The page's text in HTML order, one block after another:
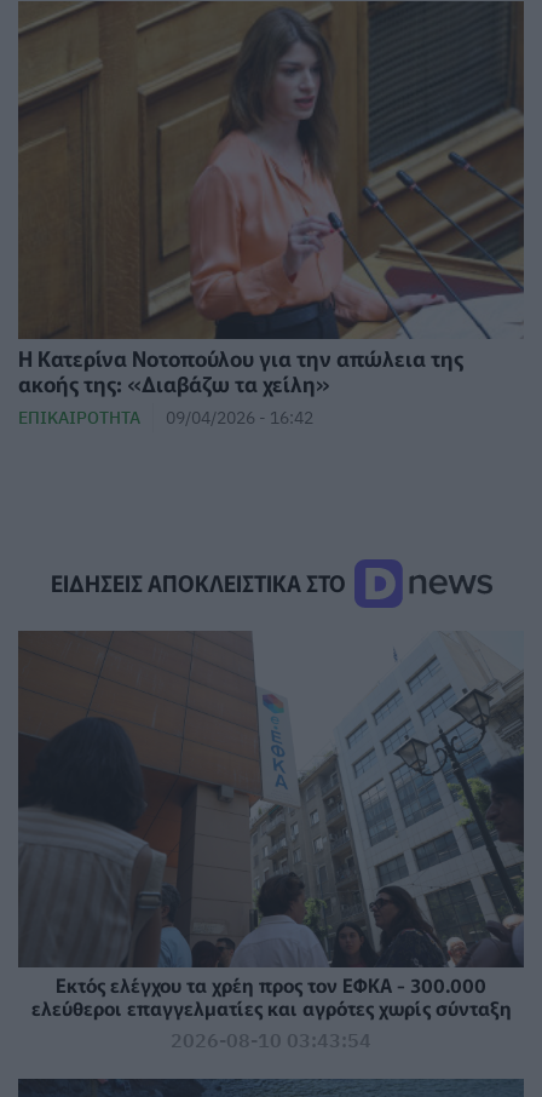
Η Κατερίνα Νοτοπούλου για την απώλεια της
ακοής της: «Διαβάζω τα χείλη»
ΕΠΙΚΑΙΡΌΤΗΤΑ 09/04/2026 - 16:42
ΕΙΔΗΣΕΙΣ ΑΠΟΚΛΕΙΣΤΙΚΑ ΣΤΟ
Εκτός ελέγχου τα χρέη προς τον ΕΦΚΑ - 300.000
ελεύθεροι επαγγελματίες και αγρότες χωρίς σύνταξη
2026-08-10 03:43:54